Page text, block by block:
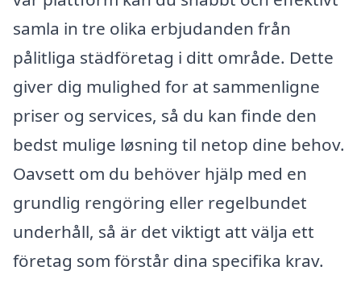
samla in tre olika erbjudanden från
pålitliga städföretag i ditt område. Dette
giver dig mulighed for at sammenligne
priser og services, så du kan finde den
bedst mulige løsning til netop dine behov.
Oavsett om du behöver hjälp med en
grundlig rengöring eller regelbundet
underhåll, så är det viktigt att välja ett
företag som förstår dina specifika krav.